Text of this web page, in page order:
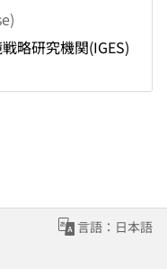
略研究機関(IGES)
言語：日本語